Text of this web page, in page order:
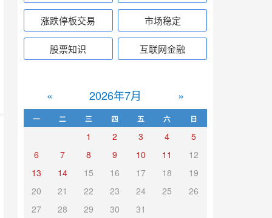
涨跌停板交易 市场稳定
股票知识 互联网金融
« 2026年7月 »
一 二 三 四 五 六 日
1 2 3 4
5
6
7 8 9 10 11
12
13
14 15 16 17 18
19
20
21 22 23 24 25
26
27
28 29 30 31